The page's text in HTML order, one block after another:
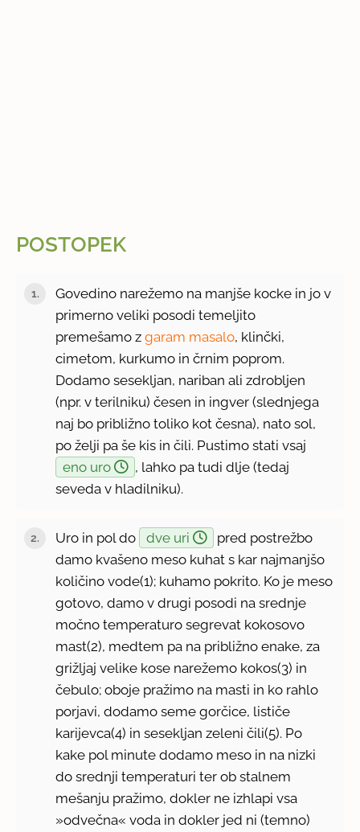
POSTOPEK
Govedino narežemo na manjše kocke in jo v
primerno veliki posodi temeljito
premešamo zgaram masalo, klinčki,
cimetom, kurkumo in črnim poprom.
Dodamo sesekljan, nariban ali zdrobljen
(npr. v terilniku) česen in ingver (slednjega
naj bo približno toliko kot česna), nato sol,
po želji pa še kis in čili. Pustimo stati vsaj
eno uro
, lahko pa tudi dlje (tedaj
seveda v hladilniku).
Uro in pol do dve uri
pred postrežbo
damo kvašeno meso kuhat s kar najmanjšo
količino vode(1); kuhamo pokrito. Ko je meso
gotovo, damo v drugi posodi na srednje
močno temperaturo segrevat kokosovo
mast(2), medtem pa na približno enake, za
grižljaj velike kose narežemo kokos(3) in
čebulo; oboje pražimo na masti in ko rahlo
porjavi, dodamo seme gorčice, lističe
karijevca(4) in sesekljan zeleni čili(5). Po
kake pol minute dodamo meso in na nizki
do srednji temperaturi ter ob stalnem
mešanju pražimo, dokler ne izhlapi vsa
»odvečna« voda in dokler jed ni (temno)